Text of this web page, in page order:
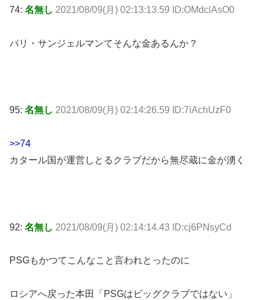
74: 名無し 2021/08/09(月) 02:13:13.59 ID:OMdclAsO0
パリ・サンジェルマンてそんな金あるんか？
95: 名無し 2021/08/09(月) 02:14:26.59 ID:7iAchUzF0
>>74
カタール国が運営しとるクラブだから無尽蔵に金が湧く
92: 名無し 2021/08/09(月) 02:14:14.43 ID:cj6PNsyCd
PSGもかつてこんなこと言われとったのに
ロシアへ戻った本田「PSGはビッグクラブではない」